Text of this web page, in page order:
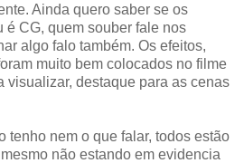
Ainda quero saber se os
é CG, quem souber fale nos
algo falo também. Os efeitos,
muito bem colocados no filme
visualizar, destaque para as cenas
tenho nem o que falar, todos estão
não estando em evidencia